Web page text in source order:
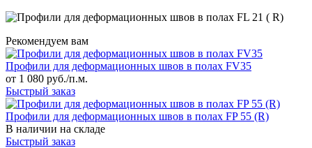
Рекомендуем вам
Профили для деформационных швов в полах FV35
от 1 080 руб./п.м.
Быстрый заказ
Профили для деформационных швов в полах FP 55 (R)
В наличии на складе
Быстрый заказ